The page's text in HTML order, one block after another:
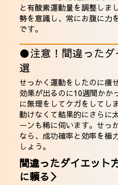
と有酸素運動量を調整しま
勢を意識し、常にお腹に力
です。
●注意！間違った
選
せっかく運動をしたのに痩
効果が出るのに10週間かか
に無理をしてケガをしてし
動けなくて結果的にさらに
ーンも稀に伺います。せっ
なら、成功確率と効率を極
しょう。
間違ったダイエット
に頼る＞